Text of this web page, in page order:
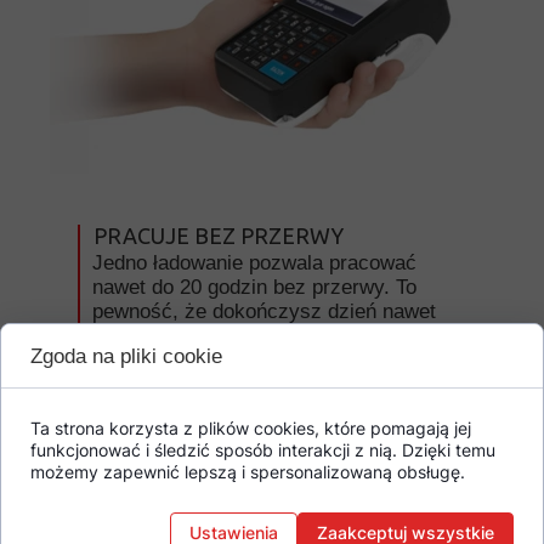
Jedno ładowanie pozwala pracować
nawet do 20 godzin bez przerwy. To
pewność, że dokończysz dzień nawet
Uniwersalne łącze USB-C ułatwia
ładowanie tym samym kablem co
samochodowej lub powerbanku. Mniej
logistyki, więcej pracy z klientem.
PRACUJE BEZ PRZERWY
Zgoda na pliki cookie
Ta strona korzysta z plików cookies, które pomagają jej
funkcjonować i śledzić sposób interakcji z nią. Dzięki temu
możemy zapewnić lepszą i spersonalizowaną obsługę.
Ustawienia Zaakceptuj wszystkie